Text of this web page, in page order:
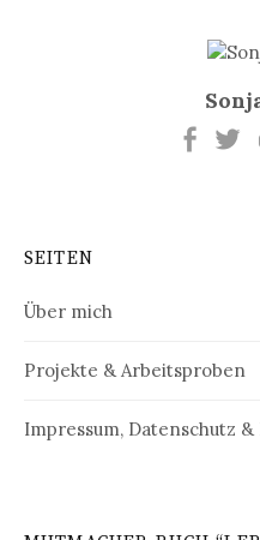
SEITEN
Über mich
Projekte & Arbeitsproben
Impressum, Datenschutz